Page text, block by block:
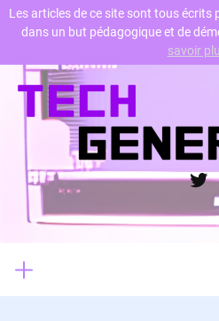
Skip
content
Les articles de ce site sont tous écrits
dans un but pédagogique et de
savoir